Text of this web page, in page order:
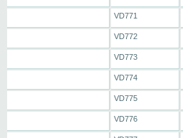
VD771
VD772
VD773
VD774
VD775
VD776